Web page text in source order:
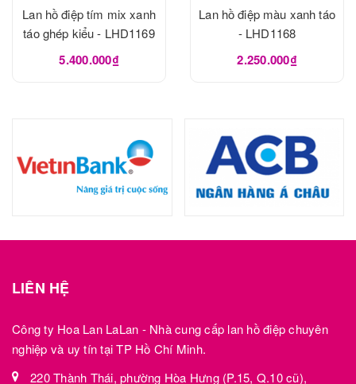
Lan hồ điệp tím mix xanh
táo ghép kiểu - LHD1169
5.400.000₫
Lan hồ điệp màu xanh táo
- LHD1168
2.250.000₫
LIÊN HỆ
Công ty Hoa Lan LaLan - Nhà cung cấp lan hồ điệp chuyên
nghiệp và uy tín tại TP Hồ Chí Minh.
220 Thành Thái, phường Hòa Hưng (P.15, Q.10 cũ),